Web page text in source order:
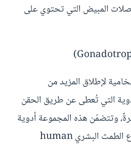
المبيض التي تحتوي على
لإطلاق المزيد من
التي تُعطى عن طريق الحقن
وتتضمّن هذه المجموعة أدوية
مثل جونادوتروبين انقطاع الطمث البشري human